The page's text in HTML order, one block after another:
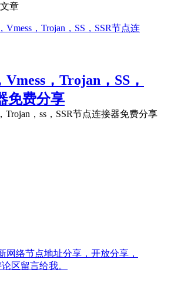
章
，Trojan，SS，
免费分享
Trojan，ss，SSR节点连接器免费分享